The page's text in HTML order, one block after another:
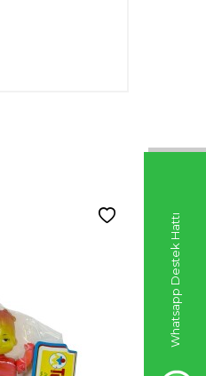
Whatsapp Destek Hattı
YENI